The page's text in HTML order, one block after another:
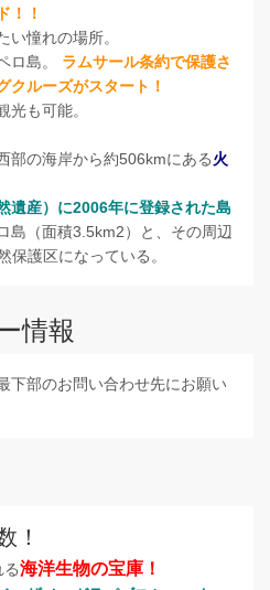
！！
い憧れの場所。
ロ島。 ラムサール条約で保護さ
クルーズがスタート！
光も可能。
部の海岸から約506kmにある火
遺産）に2006年に登録された島
島（面積3.5km2）と、その周辺
保護区になっている。
情報
下部のお問い合わせ先にお願い
！
海洋生物の宝庫！